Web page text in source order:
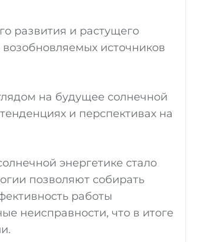
развития и растущего
источников
на будущее солнечной
и перспективах на
энергетике стало
позволяют собирать
работы
неисправности, что в итоге